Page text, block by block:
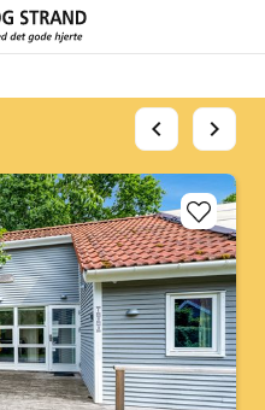
chevron_left chevron_right